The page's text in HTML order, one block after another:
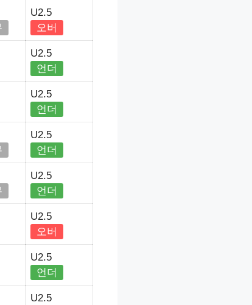
U2.5
오버
U2.5
언더
U2.5
언더
U2.5
언더
U2.5
언더
U2.5
오버
U2.5
언더
U2.5